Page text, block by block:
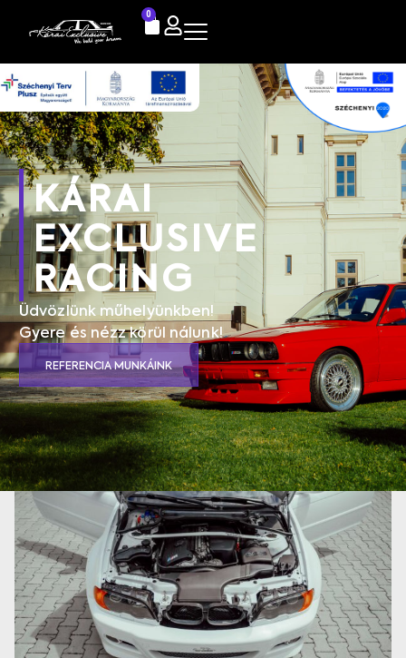
0
KÁRAI
EXCLUSIVE
RACING
Üdvözlünk műhelyünkben!
Gyere és nézz körül nálunk!
REFERENCIA MUNKÁINK